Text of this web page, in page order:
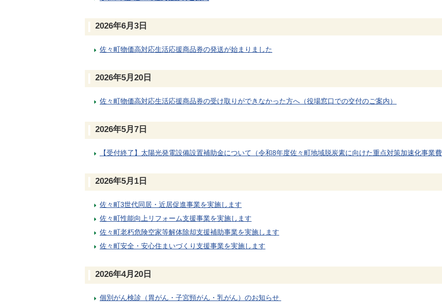
2026年6月3日
佐々町物価高対応生活応援商品券の発送が始まりました
2026年5月20日
佐々町物価高対応生活応援商品券の受け取りができなかった方へ（役場窓口での交付のご案内）
2026年5月7日
【受付終了】太陽光発電設備設置補助金について（令和8年度佐々町地域脱炭素に向けた重点対策加速化事業費
2026年5月1日
佐々町3世代同居・近居促進事業を実施します
佐々町性能向上リフォーム支援事業を実施します
佐々町老朽危険空家等解体除却支援補助事業を実施します
佐々町安全・安心住まいづくり支援事業を実施します
2026年4月20日
個別がん検診（胃がん・子宮頸がん・乳がん）のお知らせ